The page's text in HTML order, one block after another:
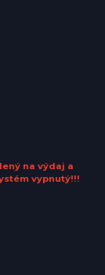
na výdaj a
vypnutý!!!